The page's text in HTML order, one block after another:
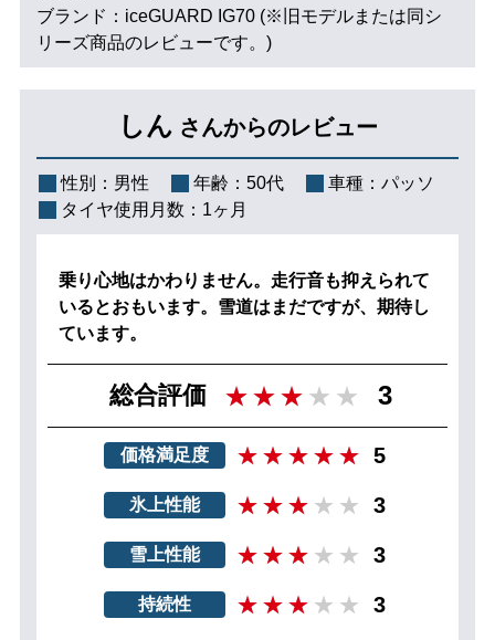
ブランド：iceGUARD IG70 (※旧モデルまたは同シ
リーズ商品のレビューです。)
しん さんからのレビュー
性別： 男性 年齢： 50代 車種： パッソ
タイヤ使用月数： 1ヶ月
乗り心地はかわりません。走行音も抑えられて
いるとおもいます。雪道はまだですが、期待し
ています。
総合評価 3
価格満足度 5
氷上性能 3
雪上性能 3
持続性 3